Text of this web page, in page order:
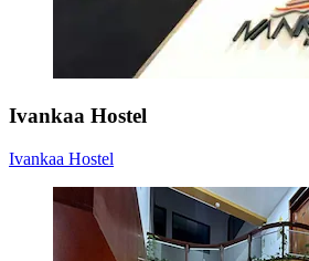
Ivankaa Hostel
Ivankaa Hostel